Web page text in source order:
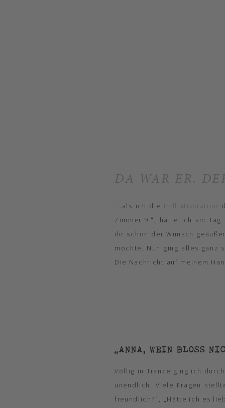
DA WAR ER.
…als ich die Palliativstation
Zimmer 9.“, hatte ich am
ihr schon der Wunsch
möchte. Nun ging alles ganz
Die Nachricht auf meinem
„ANNA, WEIN BLOSS
Völlig in Trance ging ich
unendlich. Viele Fragen
freundlich?“, „Hätte ich es